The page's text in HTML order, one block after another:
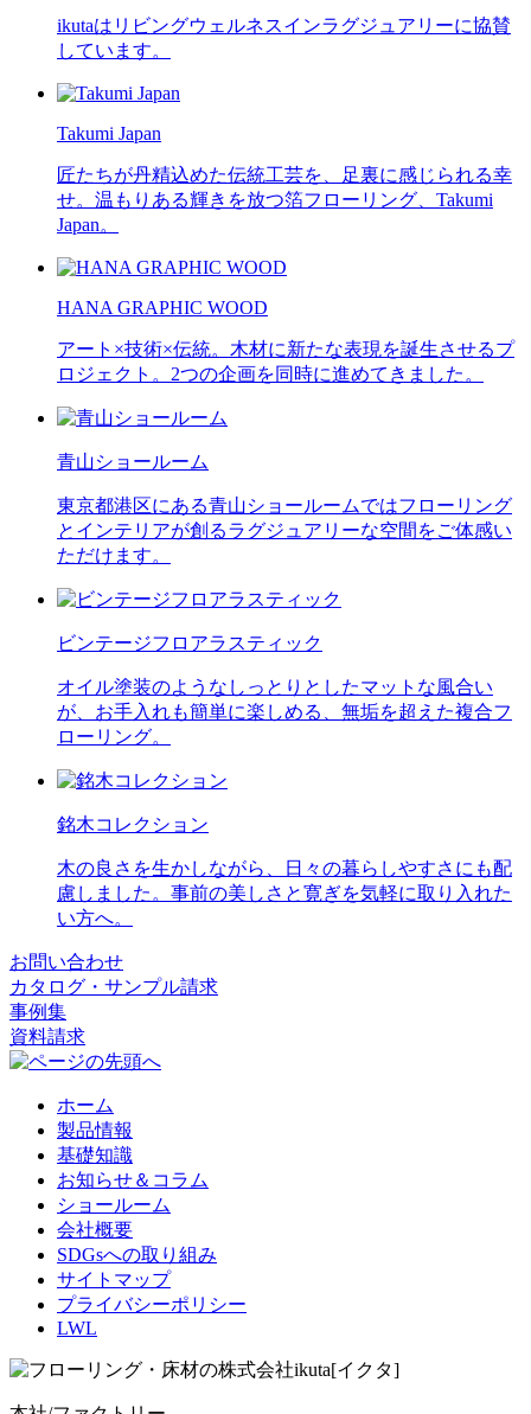
ikutaはリビングウェルネスインラグジュアリーに協賛
しています。
Takumi Japan
匠たちが丹精込めた伝統工芸を、足裏に感じられる幸
せ。温もりある輝きを放つ箔フローリング、Takumi
Japan。
HANA GRAPHIC WOOD
アート×技術×伝統。木材に新たな表現を誕生させるプ
ロジェクト。2つの企画を同時に進めてきました。
青山ショールーム
東京都港区にある青山ショールームではフローリング
とインテリアが創るラグジュアリーな空間をご体感い
ただけます。
ビンテージフロアラスティック
オイル塗装のようなしっとりとしたマットな風合い
が、お手入れも簡単に楽しめる、無垢を超えた複合フ
ローリング。
銘木コレクション
木の良さを生かしながら、日々の暮らしやすさにも配
慮しました。事前の美しさと寛ぎを気軽に取り入れた
い方へ。
お問い合わせ
カタログ・サンプル請求
事例集
資料請求
ホーム
製品情報
基礎知識
お知らせ＆コラム
ショールーム
会社概要
SDGsへの取り組み
サイトマップ
プライバシーポリシー
LWL